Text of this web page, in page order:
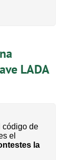
LADA
código de
el
la